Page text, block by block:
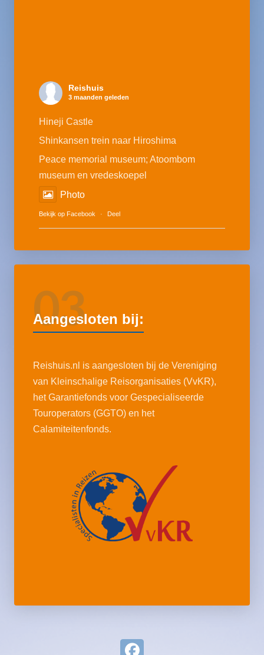
Reishuis
3 maanden geleden
Hineji Castle
Shinkansen trein naar Hiroshima
Peace memorial museum; Atoombom
museum en vredeskoepel
Photo
Bekijk op Facebook · Deel
03
Aangesloten bij:
Reishuis.nl is aangesloten bij de Vereniging
van Kleinschalige Reisorganisaties (VvKR),
het Garantiefonds voor Gespecialiseerde
Touroperators (GGTO) en het
Calamiteitenfonds.